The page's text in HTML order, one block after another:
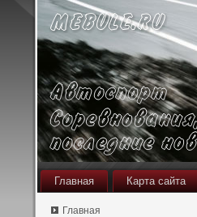
Главная Карта сайта
Главная